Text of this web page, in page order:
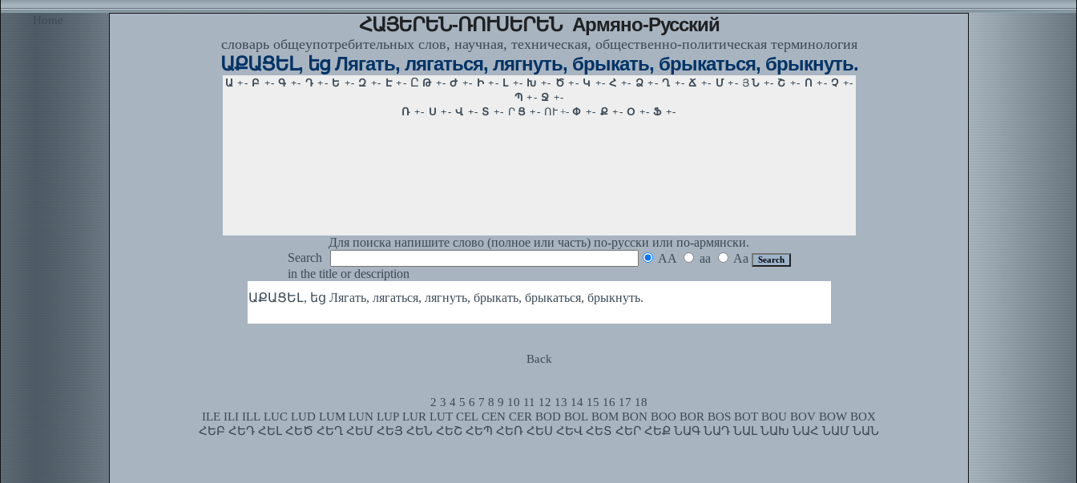
Home ՀԱՅԵՐԵՆ-ՌՈՒՍԵՐԵՆ Армяно-Русский
словарь общеупотребительных слов, научная, техническая, общественно-политическая терминология
ԱՔԱՑԵԼ, եց Лягать, лягаться, лягнуть, брыкать, брыкаться, брыкнуть.
Для поиска напишите слово (полное или часть) по-русски или по-армянски.
Search
AA aa
Aa
in the title or description
ԱՔԱՑԵԼ, եց Лягать, лягаться, лягнуть, брыкать, брыкаться, брыкнуть.
Back
2 3 4 5 6 7 8 9 10 11 12 13 14 15 16 17 18
ILE ILI ILL LUC LUD LUM LUN LUP LUR LUT CEL CEN CER BOD BOL BOM BON BOO BOR BOS BOT BOU BOV BOW BOX
ՀԵԲ ՀԵԴ ՀԵԼ ՀԵԾ ՀԵՂ ՀԵՄ ՀԵՅ ՀԵՆ ՀԵՇ ՀԵՊ ՀԵՌ ՀԵՍ ՀԵՎ ՀԵՏ ՀԵՐ ՀԵՔ ՆԱԳ ՆԱԴ ՆԱԼ ՆԱԽ ՆԱՀ ՆԱՄ ՆԱՆ